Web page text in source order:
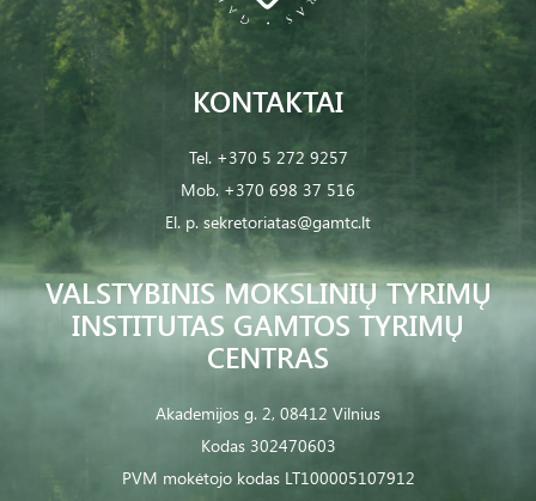
VALSTYBINIS MOKSLINIŲ TYRIMŲ
INSTITUTAS GAMTOS TYRIMŲ
CENTRAS
Akademijos g. 2, 08412 Vilnius
Kodas 302470603
PVM mokėtojo kodas LT100005107912
KONTAKTAI
Tel. +370 5 272 9257
Mob. +370 698 37 516
El. p. sekretoriatas@gamtc.lt